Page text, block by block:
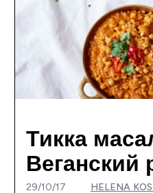
Тикка
Веганский
29/10/17 HELENA